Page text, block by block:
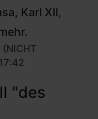
Karl XII,
(NICHT
"des